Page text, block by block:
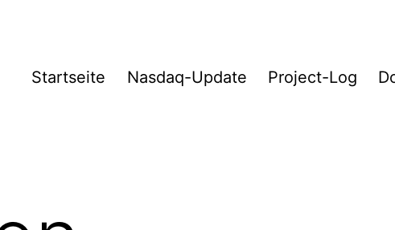
Startseite Nasdaq-Update Project-Log